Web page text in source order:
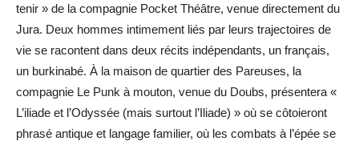
tenir » de la compagnie Pocket Théâtre, venue directement du
Jura. Deux hommes intimement liés par leurs trajectoires de
vie se racontent dans deux récits indépendants, un français,
un burkinabé. À la maison de quartier des Pareuses, la
compagnie Le Punk à mouton, venue du Doubs, présentera «
L’iliade et l’Odyssée (mais surtout l’Iliade) » où se côtoieront
phrasé antique et langage familier, où les combats à l’épée se